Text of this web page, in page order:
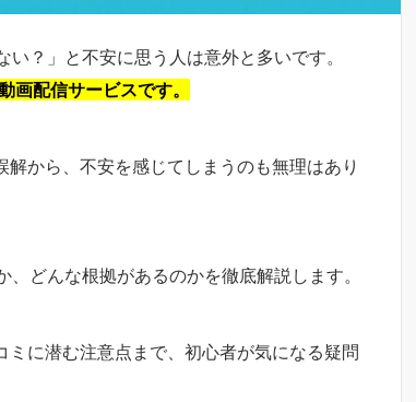
？」と不安に思う人は意外と多いです。
配信サービスです。
から、不安を感じてしまうのも無理はあり
どんな根拠があるのかを徹底解説します。
に潜む注意点まで、初心者が気になる疑問